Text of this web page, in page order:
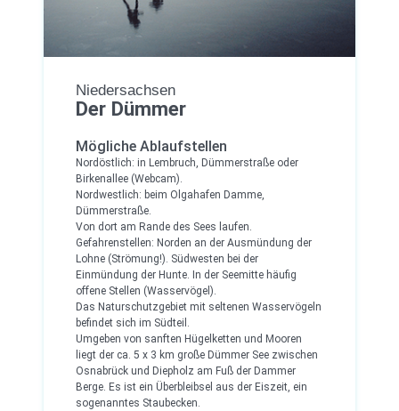
Niedersachsen
Der Dümmer
Mögliche Ablaufstellen
Nordöstlich: in Lembruch, Dümmerstraße oder
Birkenallee (Webcam).
Nordwestlich: beim Olgahafen Damme,
Dümmerstraße.
Von dort am Rande des Sees laufen.
Gefahrenstellen: Norden an der Ausmündung der
Lohne (Strömung!). Südwesten bei der
Einmündung der Hunte. In der Seemitte häufig
offene Stellen (Wasservögel).
Das Naturschutzgebiet mit seltenen Wasservögeln
befindet sich im Südteil.
Umgeben von sanften Hügelketten und Mooren
liegt der ca. 5 x 3 km große Dümmer See zwischen
Osnabrück und Diepholz am Fuß der Dammer
Berge. Es ist ein Überbleibsel aus der Eiszeit, ein
sogenanntes Staubecken.